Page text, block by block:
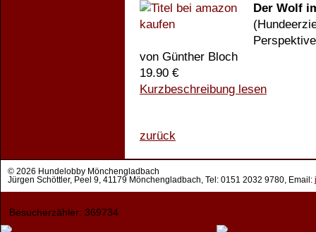
Der Wolf
von Günther Bloch
19.90 €
Kurzbeschreibung lesen
zurück
© 2026 Hundelobby Mönchengladbach
Jürgen Schöttler, Peel 9, 41179 Mönchengladbach, Tel: 0151 2032 9780, Email:
Besucherzähler: 369734